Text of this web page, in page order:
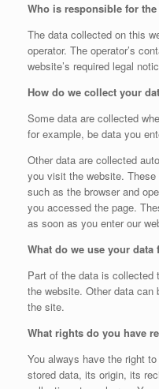
Who is responsible for
The data collected on this
operator. The operator’s
website’s required legal
How do we collect your
Some data are collected
for example, be data you
Other data are collected
you visit the website.
such as the browser and
you accessed the page.
as soon as you enter our
What do we use your data
Part of the data is collected
the website. Other data
the site.
What rights do you have
You always have the right
stored data, its origin, its